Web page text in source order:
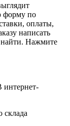
форму по
оплаты,
написать
найти. Нажмите
интернет-
склада